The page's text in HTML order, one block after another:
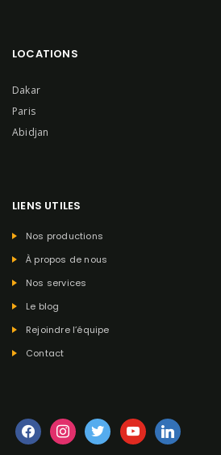
LOCATIONS
Dakar
Paris
Abidjan
LIENS UTILES
Nos productions
À propos de nous
Nos services
Le blog
Rejoindre l’équipe
Contact
facebookinstagram
twitter youtubelinkedin